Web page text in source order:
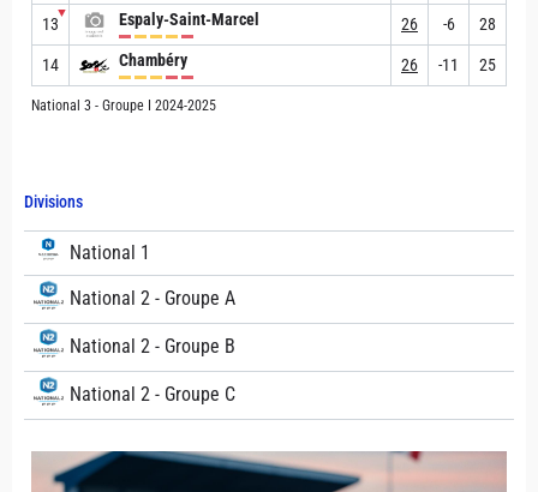
Divisions
National 1
National 2 - Groupe A
National 2 - Groupe B
National 2 - Groupe C
13
▼ Espaly-Saint-Marcel 26 -6 28
14 Chambéry 26 -11 25
National 3 - Groupe I 2024-2025